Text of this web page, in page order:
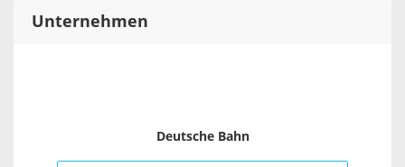
Unternehmen
Deutsche Bahn